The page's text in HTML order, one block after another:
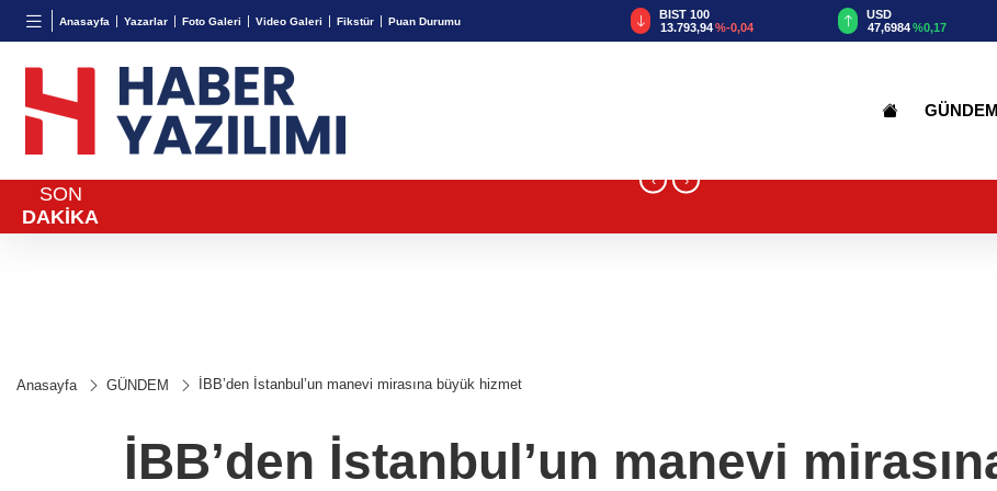
Anasayfa Yazarlar Foto Galeri Video Galeri Fikstür Puan Durumu
BGN
27,9743 %-0,22
VND
0,0018%0,31
6.694,56
BIST 100
13.793,94 %-0,04
USD
47,6984%0,17
GÜNDEM
SON
DAKİKA
‹ ›
Anasayfa GÜNDEM İBB’den İstanbul’un manevi mirasına büyük hizmet
İBB’den İstanbul’un manevi